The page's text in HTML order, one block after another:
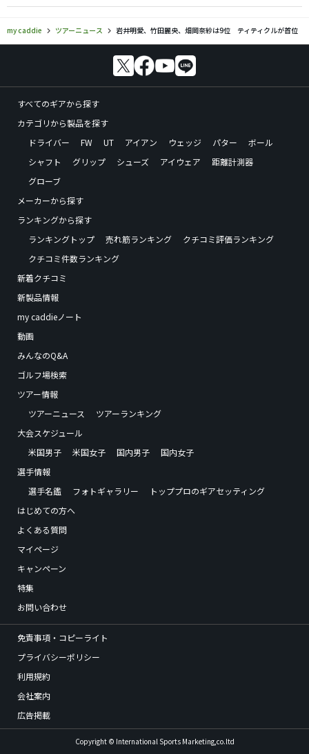
my caddie ツアーニュース 岩井明愛、竹田麗央、畑岡奈紗は9位 ティティクルが首位
すべてのギアから探す
カテゴリから製品を探す
ドライバー
FW UT アイアン ウェッジ パター
ボール
シャフト
グリップ シューズ アイウェア
距離計測器
グローブ
メーカーから探す
ランキングから探す
ランキングトップ
売れ筋ランキング
クチコミ評価ランキング
クチコミ件数ランキング
新着クチコミ
新製品情報
my caddieノート
動画
みんなのQ&A
ゴルフ場検索
ツアー情報
ツアーニュース
ツアーランキング
大会スケジュール
米国男子
米国女子 国内男子
国内女子
選手情報
選手名鑑
フォトギャラリー
トッププロのギアセッティング
はじめての方へ
よくある質問
マイページ
キャンペーン
特集
お問い合わせ
免責事項・コピーライト
プライバシーポリシー
利用規約
会社案内
広告掲載
Copyright © International Sports Marketing,co.ltd